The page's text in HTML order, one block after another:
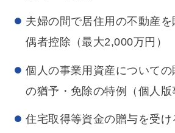
夫婦の間で居住用の不動産
偶者控除（最大2,000万円）
個人の事業用資産について
の猶予・免除の特例（個人版
住宅取得等資金の贈与を受